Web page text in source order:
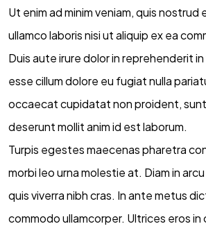
Ut enim ad minim veniam, quis
ullamco laboris nisi ut aliquip ex ea
Duis aute irure dolor in reprehenderit
esse cillum dolore eu fugiat nulla
occaecat cupidatat non proident,
deserunt mollit anim id est laborum.
Turpis egestes maecenas pharetra
morbi leo urna molestie at. Diam in
quis viverra nibh cras. In ante metus
commodo ullamcorper. Ultrices eros in